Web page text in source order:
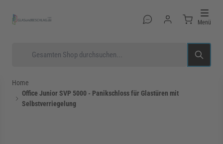
Menü
Home
Office Junior SVP 5000 - Panikschloss für Glastüren mit
Selbstverriegelung